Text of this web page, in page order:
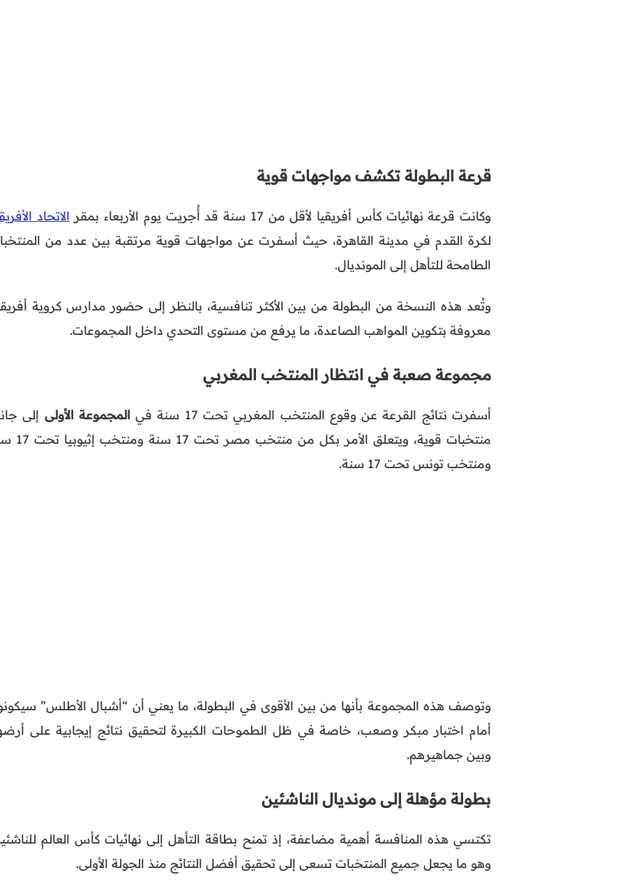
قرعة البطولة تكشف مواجهات قوية
وكانت قرعة نهائيات كأس أفريقيا لأقل من 17 سنة قد أُجريت يوم الأربعاء بمقر
الاتحاد
لكرة القدم في مدينة القاهرة، حيث أسفرت عن مواجهات قوية مرتقبة بين عدد من
الطامحة للتأهل إلى المونديال.
وتُعد هذه النسخة من البطولة من بين الأكثر تنافسية، بالنظر إلى حضور مدارس كروية
معروفة بتكوين المواهب الصاعدة، ما يرفع من مستوى التحدي داخل المجموعات.
مجموعة صعبة في انتظار المنتخب المغربي
أسفرت نتائج القرعة عن وقوع المنتخب المغربي تحت 17 سنة في المجموعة الأولى إلى
منتخبات قوية، ويتعلق الأمر
ومنتخب تونس تحت 17 سنة.
وتوصف هذه المجموعة بأنها من بين الأقوى في البطولة، ما يعني أن “أشبال الأطلس”
أمام اختبار مبكر وصعب، خاصة في ظل الطموحات الكبيرة لتحقيق نتائج إيجابية على
وبين جماهيرهم.
بطولة مؤهلة إلى مونديال الناشئين
تكتسي هذه المنافسة أهمية مضاعفة، إذ تمنح بطاقة التأهل إلى نهائيات كأس العالم
وهو ما يجعل جميع المنتخبات تسعى إلى تحقيق أفضل النتائج منذ الجولة الأولى.